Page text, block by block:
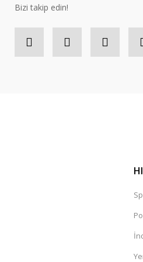
Bizi takip edin!